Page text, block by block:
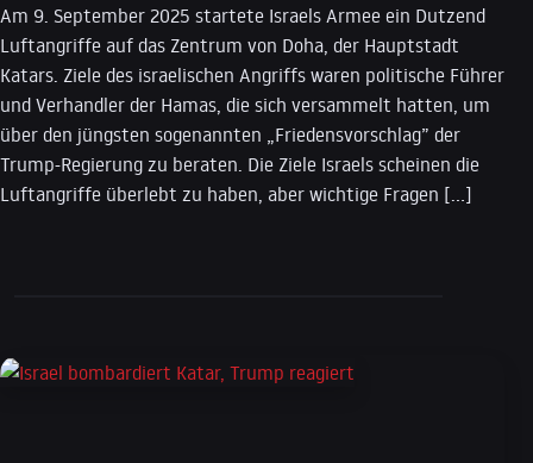
Am 9. September 2025 startete Israels Armee ein Dutzend
Luftangriffe auf das Zentrum von Doha, der Hauptstadt
Katars. Ziele des israelischen Angriffs waren politische Führer
und Verhandler der Hamas, die sich versammelt hatten, um
über den jüngsten sogenannten „Friedensvorschlag” der
Trump-Regierung zu beraten. Die Ziele Israels scheinen die
Luftangriffe überlebt zu haben, aber wichtige Fragen […]